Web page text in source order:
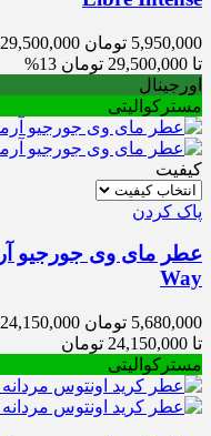
5,950,000 تومان 29,500,000
تا 29,500,000 تومان
13%
اورجینال
مسترکوالیتی
کیفیت
پاک کردن
Way
5,680,000 تومان 24,150,000
تا 24,150,000 تومان
مسترکوالیتی